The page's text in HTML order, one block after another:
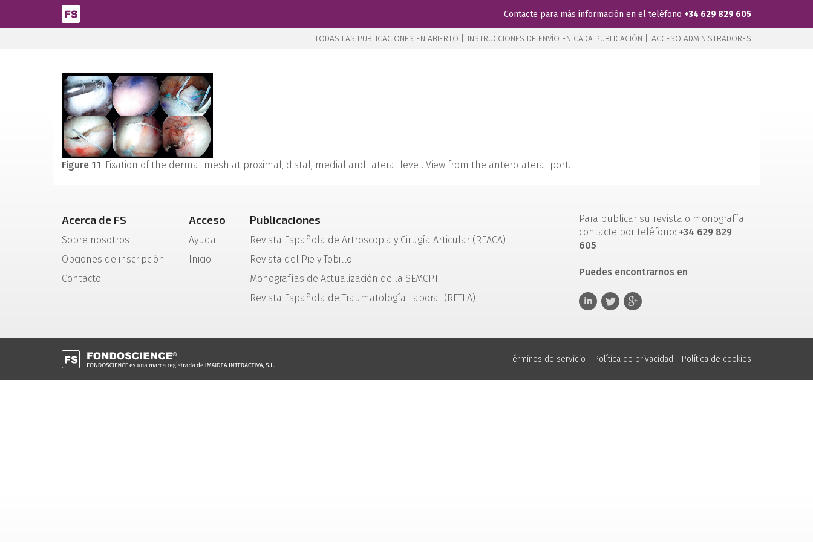
Pasar al contenido principal
Contacte para más información en el teléfono +34 629 829 605
TODAS LAS PUBLICACIONES EN ABIERTO | INSTRUCCIONES DE ENVÍO EN CADA PUBLICACIÓN | ACCESO ADMINISTRADORES
Figure 11. Fixation of the dermal mesh at proximal, distal, medial and lateral level. View from the anterolateral port.
Acerca de FS
Sobre nosotros
Opciones de inscripción
Contacto
Acceso
Ayuda
Inicio
Publicaciones
Revista Española de Artroscopia y Cirugía Articular (REACA)
Revista del Pie y Tobillo
Monografías de Actualización de la SEMCPT
Revista Española de Traumatología Laboral (RETLA)
Para publicar su revista o monografía
contacte por teléfono: +34 629 829
605
Puedes encontrarnos en
Términos de servicio Política de privacidad Política de cookies